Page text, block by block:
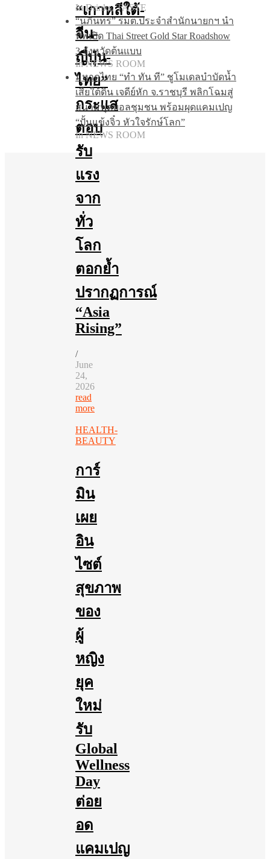
“เกาหลีใต้-
จีน-
ญี่ปุ่น-
ไทย”
กระแส
ตอบ
รับ
แรง
จาก
ทั่ว
โลก
ตอกย้ำ
ปรากฏการณ์
“Asia
Rising”
/
June
24,
2026
read
more
HEALTH-
BEAUTY
การ์
มิน
เผย
อิน
ไซต์
สุขภาพ
ของ
ผู้
หญิง
ยุค
ใหม่
รับ
Global
Wellness
Day
ต่อย
อด
แคมเปญ
In Drinks, TASTE
“นภินทร” รมต.ประจำสำนักนายกฯ นำ
ทัพเปิด Thai Street Gold Star Roadshow
3 จังหวัดต้นแบบ
In NEWS ROOM
มหาดไทย “ทำ ทัน ที” ชูโมเดลบำบัดน้ำ
เสียใต้ดิน เจดีย์หัก จ.ราชบุรี พลิกโฉมสู่
สนามฟุตบอลชุมชน พร้อมผุดแคมเปญ
“ปั้นแข้งจิ๋ว หัวใจรักษ์โลก”
In NEWS ROOM